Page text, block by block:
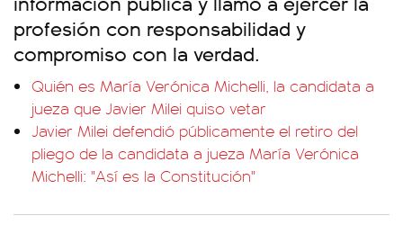
profesión con responsabilidad y
compromiso con la verdad.
Quién es María Verónica Michelli, la candidata a
jueza que Javier Milei quiso vetar
Javier Milei defendió públicamente el retiro del
pliego de la candidata a jueza María Verónica
Michelli: "Así es la Constitución"